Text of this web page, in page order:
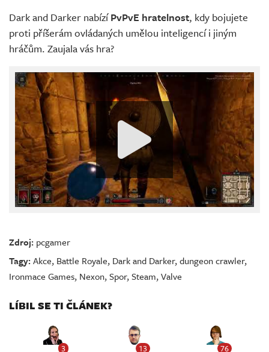
Dark and Darker nabízíPvPvE hratelnost, kdy bojujete
proti příšerám ovládaných umělou inteligencí i jiným
hráčům. Zaujala vás hra?
Zdroj: pcgamer
Tagy:Akce, Battle Royale, Dark and Darker,dungeon crawler,
Ironmace Games, Nexon,Spor,Steam,Valve
LÍBIL SE TI ČLÁNEK?
3 13 76